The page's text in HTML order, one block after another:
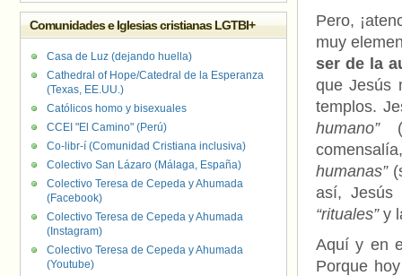
Pero,
muy
ser de la
que Jesús
templos.
humano”
humanas”
así, Jesús
“rituales”y
Aquí y en
Porque
Comunidades e Iglesias cristianas LGTBI+
Casa de Luz (dejando huella)
Cathedral of Hope/Catedral de la Esperanza
(Texas, EE.UU.)
Católicos homo y bisexuales
CCEI "El Camino" (Perú)
Co-libr-í (Comunidad Cristiana inclusiva)
Colectivo San Lázaro (Málaga, España)
Colectivo Teresa de Cepeda y Ahumada
(Facebook)
Colectivo Teresa de Cepeda y Ahumada
(Instagram)
Colectivo Teresa de Cepeda y Ahumada
(Youtube)